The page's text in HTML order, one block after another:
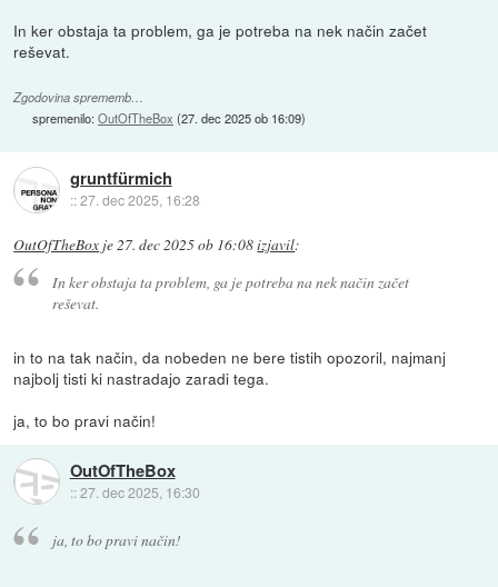
In ker obstaja ta problem, ga je potreba na nek način začet
reševat.
Zgodovina sprememb…
spremenilo:OutOfTheBox (27. dec 2025 ob 16:09)
gruntfürmich
::27. dec 2025, 16:28
OutOfTheBox je27. dec 2025 ob 16:08izjavil:
In ker obstaja ta problem, ga je potreba na nek način začet
reševat.
in to na tak način, da nobeden ne bere tistih opozoril, najmanj
najbolj tisti ki nastradajo zaradi tega.
ja, to bo pravi način!
OutOfTheBox
::27. dec 2025, 16:30
ja, to bo pravi način!